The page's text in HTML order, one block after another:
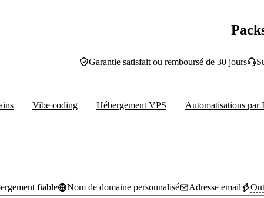
Garantie satisfait ou remboursé de 30 jours
Vibe coding Hébergement VPS Automatisations par
fiable Nom de domaine personnalisé Adresse email